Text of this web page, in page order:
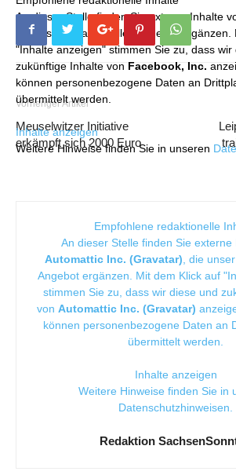
An dieser Stelle finden Sie externe Inhalte
die unser redaktionelles Angebot
"Inhalte anzeigen" stimmen Sie zu, dass wir
zukünftige Inhalte von Facebook, Inc.
können personenbezogene Daten an
übermittelt werden.
Inhalte anzeigen
Weitere Hinweise finden Sie in unseren
Vorheriger Artikel
Meuselwitzer Initiative
erkämpft sich 2000 Euro
Empfohlene redaktionelle
An dieser Stelle finden Sie externe
Automattic Inc. (Gravatar) , die
Angebot ergänzen. Mit dem Klick auf
stimmen Sie zu, dass wir diese und
von Automattic Inc. (Gravatar)
können personenbezogene Daten an
übermittelt werden.
Inhalte anzeigen
Weitere Hinweise finden Sie in
Datenschutzhinweisen
Redaktion